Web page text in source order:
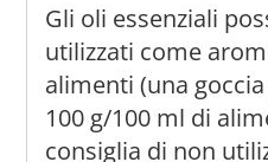
Gli oli essenziali
utilizzati come
alimenti (una
100 g/100 ml di
consiglia di non